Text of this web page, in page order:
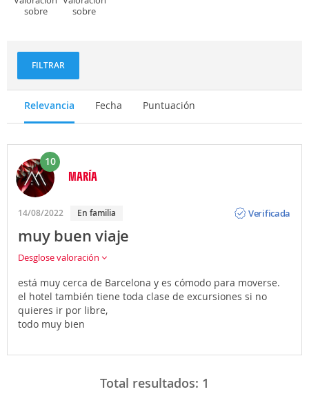
sobre
sobre
FILTRAR
Relevancia Fecha Puntuación
10
MARÍA
14/08/2022 En familia
Verificada
muy buen viaje
Desglose valoración
está muy cerca de Barcelona y es cómodo para moverse.
el hotel también tiene toda clase de excursiones si no
quieres ir por libre,
todo muy bien
Total resultados: 1